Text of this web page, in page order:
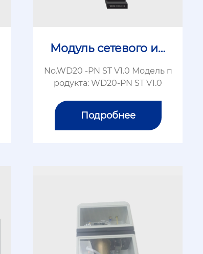
Модуль сетевого ин
терфейса
No.WD20 -PN ST V1.0 Модель п
родукта: WD20-PN ST V1.0
Подробнее